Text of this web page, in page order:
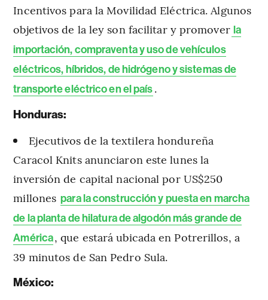
Incentivos para la Movilidad Eléctrica. Algunos
objetivos de la ley son facilitar y promover la
importación, compraventa y uso de vehículos
eléctricos, híbridos, de hidrógeno y sistemas de
transporte eléctrico en el país.
Honduras:
Ejecutivos de la textilera hondureña
Caracol Knits anunciaron este lunes la
inversión de capital nacional por US$250
millones para la construcción y puesta en marcha
de la planta de hilatura de algodón más grande de
América, que estará ubicada en Potrerillos, a
39 minutos de San Pedro Sula.
México: